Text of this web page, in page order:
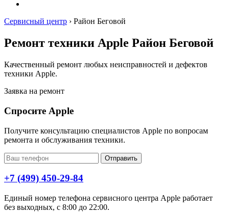
Сервисный центр › Район Беговой
Ремонт техники Apple Район Беговой
Качественный ремонт любых неисправностей и дефектов
техники Apple.
Заявка на ремонт
Спросите Apple
Получите консультацию специалистов Apple по вопросам
ремонта и обслуживания техники.
Отправить
+7 (499) 450-29-84
Единый номер телефона сервисного центра Apple работает
без выходных, с 8:00 до 22:00.